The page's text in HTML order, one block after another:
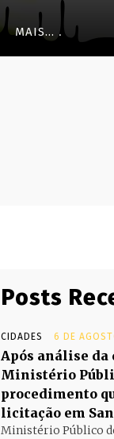
MAIS...
Posts
CIDADES 6 DE
Após análise da
Ministério
procedimento
licitação em
Ministério Público